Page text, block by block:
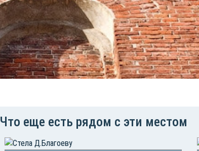
Что еще есть рядом с эти местом